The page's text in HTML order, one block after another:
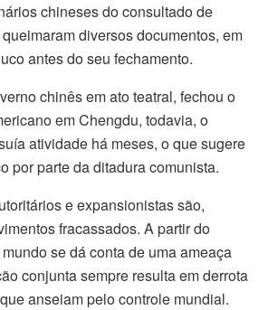
chineses do consultado de
diversos documentos, em
antes do seu fechamento.
chinês em ato teatral, fechou o
em Chengdu, todavia, o
atividade há meses, o que sugere
por parte da ditadura comunista.
e expansionistas são,
fracassados. A partir do
se dá conta de uma ameaça
conjunta sempre resulta em derrota
anseiam pelo controle mundial.